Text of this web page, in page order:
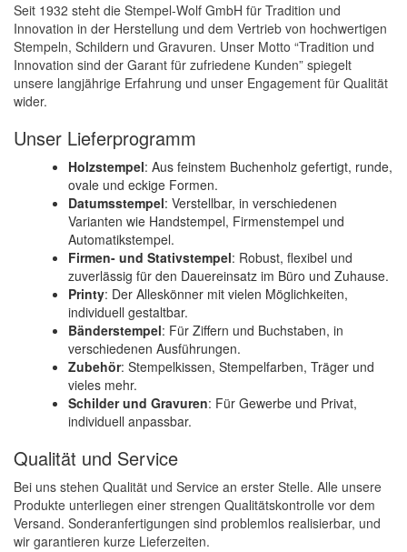
Seit 1932 steht die Stempel-Wolf GmbH für Tradition und
Innovation in der Herstellung und dem Vertrieb von hochwertigen
Stempeln, Schildern und Gravuren. Unser Motto “Tradition und
Innovation sind der Garant für zufriedene Kunden” spiegelt
unsere langjährige Erfahrung und unser Engagement für Qualität
wider.
Unser Lieferprogramm
Holzstempel: Aus feinstem Buchenholz gefertigt, runde,
ovale und eckige Formen.
Datumsstempel: Verstellbar, in verschiedenen
Varianten wie Handstempel, Firmenstempel und
Automatikstempel.
Firmen- und Stativstempel: Robust, flexibel und
zuverlässig für den Dauereinsatz im Büro und Zuhause.
Printy: Der Alleskönner mit vielen Möglichkeiten,
individuell gestaltbar.
Bänderstempel: Für Ziffern und Buchstaben, in
verschiedenen Ausführungen.
Zubehör: Stempelkissen, Stempelfarben, Träger und
vieles mehr.
Schilder und Gravuren: Für Gewerbe und Privat,
individuell anpassbar.
Qualität und Service
Bei uns stehen Qualität und Service an erster Stelle. Alle unsere
Produkte unterliegen einer strengen Qualitätskontrolle vor dem
Versand. Sonderanfertigungen sind problemlos realisierbar, und
wir garantieren kurze Lieferzeiten.